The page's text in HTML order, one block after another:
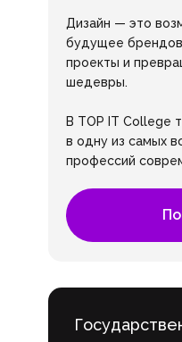
Дизайн — это
будущее
проекты и
шедевры.
В TOP IT College
в одну из самых
профессий